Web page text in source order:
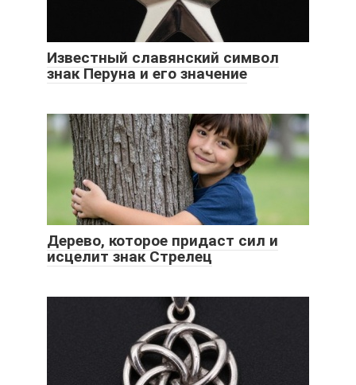
Известный славянский символ
знак Перуна и его значение
Дерево, которое придаст сил и
исцелит знак Стрелец